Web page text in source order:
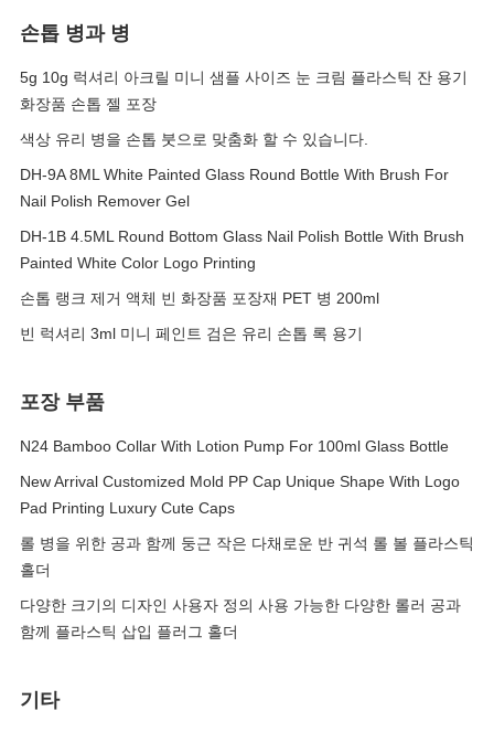
손톱 병과 병
5g 10g 럭셔리 아크릴 미니 샘플 사이즈 눈 크림 플라스틱 잔 용기
화장품 손톱 젤 포장
색상 유리 병을 손톱 붓으로 맞춤화 할 수 있습니다.
DH-9A 8ML White Painted Glass Round Bottle With Brush For
Nail Polish Remover Gel
DH-1B 4.5ML Round Bottom Glass Nail Polish Bottle With Brush
Painted White Color Logo Printing
손톱 랭크 제거 액체 빈 화장품 포장재 PET 병 200ml
빈 럭셔리 3ml 미니 페인트 검은 유리 손톱 록 용기
포장 부품
N24 Bamboo Collar With Lotion Pump For 100ml Glass Bottle
New Arrival Customized Mold PP Cap Unique Shape With Logo
Pad Printing Luxury Cute Caps
롤 병을 위한 공과 함께 둥근 작은 다채로운 반 귀석 롤 볼 플라스틱
홀더
다양한 크기의 디자인 사용자 정의 사용 가능한 다양한 롤러 공과
함께 플라스틱 삽입 플러그 홀더
기타